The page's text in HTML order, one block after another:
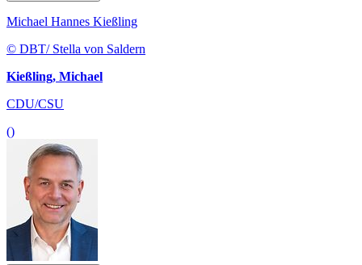
Michael Hannes Kießling
© DBT/ Stella von Saldern
Kießling, Michael
CDU/CSU
()